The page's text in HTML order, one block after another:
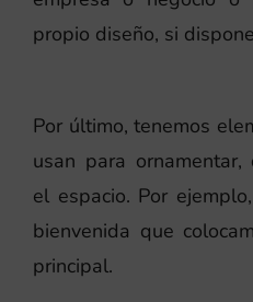
Por último, tenemos
usan para ornamentar,
el espacio. Por
bienvenida que
principal.
propio diseño, si